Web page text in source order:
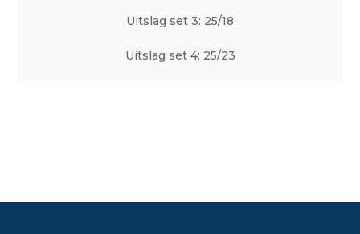
Uitslag set 3: 25/18
Uitslag set 4: 25/23